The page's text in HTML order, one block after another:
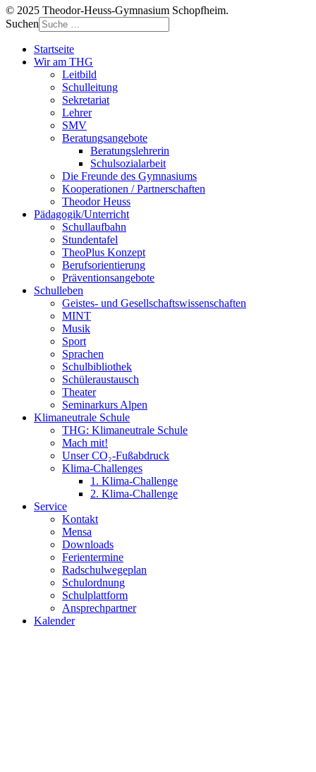
© 2025 Theodor-Heuss-Gymnasium Schopfheim.
Suchen
Startseite
Wir am THG
Leitbild
Schulleitung
Sekretariat
Lehrer
SMV
Beratungsangebote
Beratungslehrerin
Schulsozialarbeit
Die Freunde des Gymnasiums
Kooperationen / Partnerschaften
Theodor Heuss
Pädagogik/Unterricht
Schullaufbahn
Stundentafel
TheoPlus Konzept
Berufsorientierung
Präventionsangebote
Schulleben
Geistes- und Gesellschaftswissenschaften
MINT
Musik
Sport
Sprachen
Schulbibliothek
Schüleraustausch
Theater
Seminarkurs Alpen
Klimaneutrale Schule
THG: Klimaneutrale Schule
Mach mit!
Unser CO₂-Fußabdruck
Klima-Challenges
1. Klima-Challenge
2. Klima-Challenge
Service
Kontakt
Mensa
Downloads
Ferientermine
Radschulwegeplan
Schulordnung
Schulplattform
Ansprechpartner
Kalender